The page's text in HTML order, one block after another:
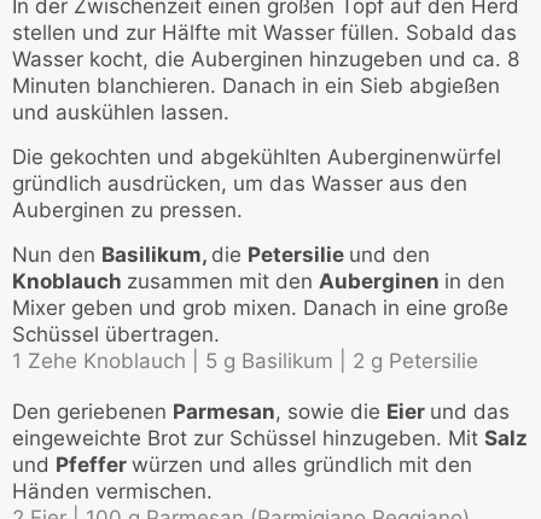
In der Zwischenzeit einen großen Topf auf den Herd
stellen und zur Hälfte mit Wasser füllen. Sobald das
Wasser kocht, die Auberginen hinzugeben und ca. 8
Minuten blanchieren. Danach in ein Sieb abgießen
und auskühlen lassen.
Die gekochten und abgekühlten Auberginenwürfel
gründlich ausdrücken, um das Wasser aus den
Auberginen zu pressen.
Nun den Basilikum, die Petersilie und den
Knoblauch zusammen mit den Auberginen in den
Mixer geben und grob mixen. Danach in eine große
Schüssel übertragen.
1 Zehe Knoblauch |
5 g Basilikum | 2 g Petersilie
Den geriebenen Parmesan, sowie die Eier und das
eingeweichte Brot zur Schüssel hinzugeben. Mit Salz
und Pfeffer würzen und alles gründlich mit den
Händen vermischen.